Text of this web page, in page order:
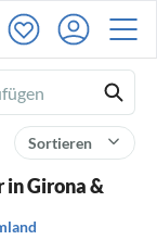
Sortieren
in Girona &